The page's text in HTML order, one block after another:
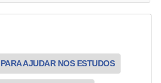
AJUDAR NOS ESTUDOS